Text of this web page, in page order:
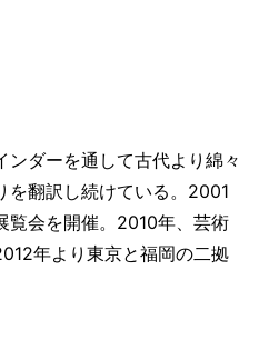
ダーを通して古代より綿々
を翻訳し続けている。2001
覧会を開催。2010年、芸術
年より東京と福岡の二拠